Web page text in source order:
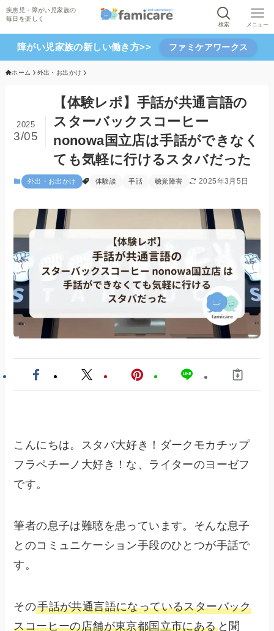
検索 メニュー
障がい児家族の新しい働き方>> ファミケアワークス
ホーム 外出・お出かけ
【体験レポ】手話が共通言語の
スターバックスコーヒー
nonowa国立店は手話ができなく
ても気軽に行けるスタバだった
2025
3/05
外出・お出かけ 体験談 手話 聴覚障害 2025年3月5日
こんにちは。スタバ大好き！ダークモカチップ
フラペチーノ大好き！な、ライターのヨーゼフ
です。
筆者の息子は難聴を患っています。そんな息子
とのコミュニケーション手段のひとつが手話で
す。
その手話が共通言語になっているスターバック
スコーヒーの店舗が東京都国立市にあると聞